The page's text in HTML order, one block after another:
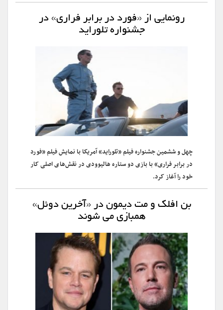
رونمایی از «فورد در برابر فراری» در
جشنواره تلوراید
چهل و ششمین جشنواره فیلم «تلوراید» آمریکا با نمایش فیلم «فورد
در برابر فراری» با بازی دو ستاره هالیوودی در نقش‌های اصلی کار
خود را آغاز کرد.
بن افلک و مت دیمون در «آخرین دوئل»
همبازی می شوند